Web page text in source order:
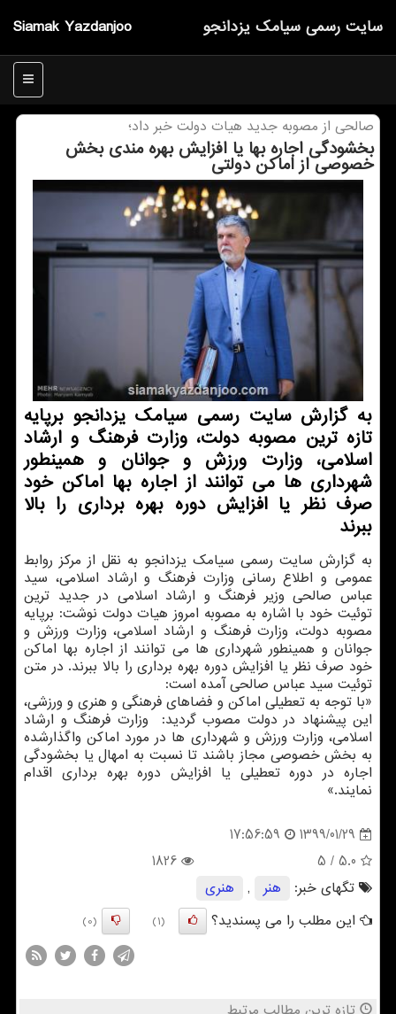
Siamak Yazdanjoo سایت رسمی سیامك یزدانجو
منو
صالحی از مصوبه جدید هیات دولت خبر داد؛
بخشودگی اجاره بها یا افزایش بهره مندی بخش
خصوصی از اماكن دولتی
به گزارش سایت رسمی سیامك یزدانجو برپایه
تازه ترین مصوبه دولت، وزارت فرهنگ و ارشاد
اسلامی، وزارت ورزش و جوانان و همینطور
شهرداری ها می توانند از اجاره بها اماكن خود
صرف نظر یا افزایش دوره بهره برداری را بالا
ببرند
به گزارش سایت رسمی سیامك یزدانجو به نقل از مركز روابط
عمومی و اطلاع رسانی وزارت فرهنگ و ارشاد اسلامی، سید
عباس صالحی وزیر فرهنگ و ارشاد اسلامی در جدید ترین
توئیت خود با اشاره به مصوبه امروز هیات دولت نوشت: برپایه
مصوبه دولت، وزارت فرهنگ و ارشاد اسلامی، وزارت ورزش و
جوانان و همینطور شهرداری ها می توانند از اجاره بها اماكن
خود صرف نظر یا افزایش دوره بهره برداری را بالا ببرند. در متن
توئیت سید عباس صالحی آمده است:
«با توجه به تعطیلی اماكن و فضاهای فرهنگی و هنری و ورزشی،
این پیشنهاد در دولت مصوب گردید: ‏ وزارت فرهنگ و ارشاد
اسلامی، وزارت ورزش و شهرداری ها در مورد اماكن واگذارشده
به بخش خصوصی مجاز باشند تا نسبت به امهال یا بخشودگی
اجاره در دوره تعطیلی یا افزایش دوره بهره برداری اقدام
نمایند.»
1399/01/29
17:56:59
5.0
/ 5
1826
تگهای خبر:
هنر ,
هنری
این مطلب را می پسندید؟
(1)
(0)